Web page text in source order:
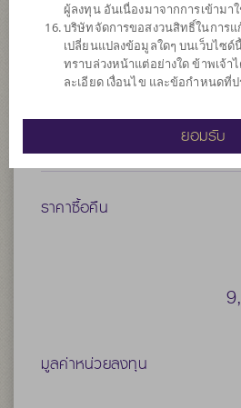
จำนวนเงินลงทุนโครงการ 50,000 ล้าน
วันที่จดทะเบียนกองทุน วันที่ 18 ธ.ค.
วันที่ครบอายุกองทุน N/A
ราคาซื้อคืน
มูลค่าหน่วยลงทุน
ผู้ลงทุน อันเนื่องมาจากการเข้ามา
บริษัทจัดการขอสงวนสิทธิ์ในการแ
เปลี่ยนแปลงข้อมูลใดๆ บนเว็บไซด์
ทราบล่วงหน้าแต่อย่างใด ข้าพเจ้า
ละเอียด เงื่อนไข และข้อกำหนดที่
ยอมรับ